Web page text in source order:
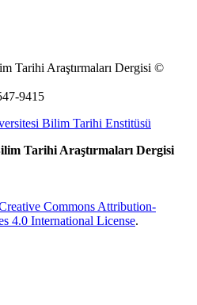
Tarihi Araştırmaları Dergisi ©
9415
Bilim Tarihi Enstitüsü
Tarihi Araştırmaları Dergisi
Commons Attribution-
4.0 International License.